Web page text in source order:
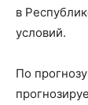
в
условий.
По